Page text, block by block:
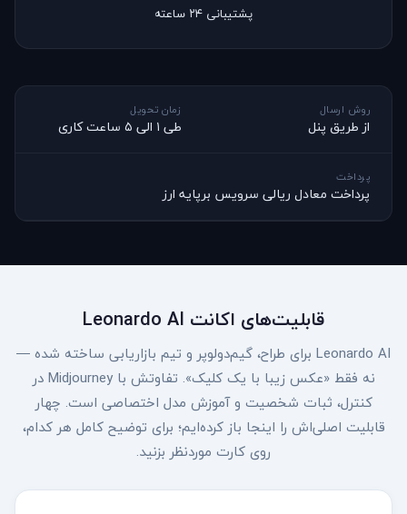
پشتیبانی ۲۴ ساعته
روش ارسال
از طریق پنل
زمان تحویل
طی ۱ الی ۵ ساعت کاری
پرداخت
پرداخت معادل ریالی سرویس برپایه ارز
قابلیت‌های اکانت Leonardo AI
Leonardo AI برای طراح، گیم‌دولوپر و تیم بازاریابی ساخته شده —
نه فقط «عکس زیبا با یک کلیک». تفاوتش با Midjourney در
کنترل، ثبات شخصیت و آموزش مدل اختصاصی است. چهار
قابلیت اصلی‌اش را اینجا باز کرده‌ایم؛ برای توضیح کامل هر کدام،
روی کارت موردنظر بزنید.